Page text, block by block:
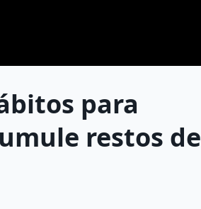
para
restos de